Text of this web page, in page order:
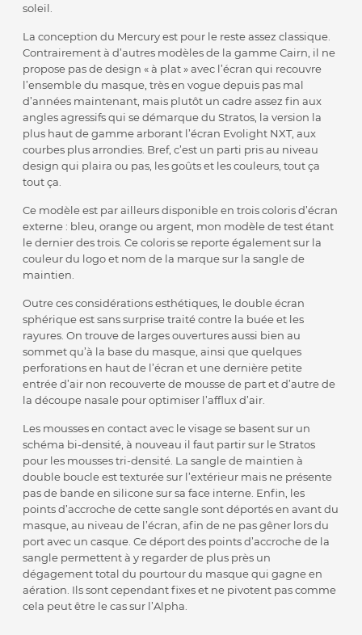
soleil.
La conception du Mercury est pour le reste assez classique.
Contrairement à d’autres modèles de la gamme Cairn, il ne
propose pas de design « à plat » avec l’écran qui recouvre
l’ensemble du masque, très en vogue depuis pas mal
d’années maintenant, mais plutôt un cadre assez fin aux
angles agressifs qui se démarque du Stratos, la version la
plus haut de gamme arborant l’écran Evolight NXT, aux
courbes plus arrondies. Bref, c’est un parti pris au niveau
design qui plaira ou pas, les goûts et les couleurs, tout ça
tout ça.
Ce modèle est par ailleurs disponible en trois coloris d’écran
externe : bleu, orange ou argent, mon modèle de test étant
le dernier des trois. Ce coloris se reporte également sur la
couleur du logo et nom de la marque sur la sangle de
maintien.
Outre ces considérations esthétiques, le double écran
sphérique est sans surprise traité contre la buée et les
rayures. On trouve de larges ouvertures aussi bien au
sommet qu’à la base du masque, ainsi que quelques
perforations en haut de l’écran et une dernière petite
entrée d’air non recouverte de mousse de part et d’autre de
la découpe nasale pour optimiser l’afflux d’air.
Les mousses en contact avec le visage se basent sur un
schéma bi-densité, à nouveau il faut partir sur le Stratos
pour les mousses tri-densité. La sangle de maintien à
double boucle est texturée sur l’extérieur mais ne présente
pas de bande en silicone sur sa face interne. Enfin, les
points d’accroche de cette sangle sont déportés en avant du
masque, au niveau de l’écran, afin de ne pas gêner lors du
port avec un casque. Ce déport des points d’accroche de la
sangle permettent à y regarder de plus près un
dégagement total du pourtour du masque qui gagne en
aération. Ils sont cependant fixes et ne pivotent pas comme
cela peut être le cas sur l’Alpha.